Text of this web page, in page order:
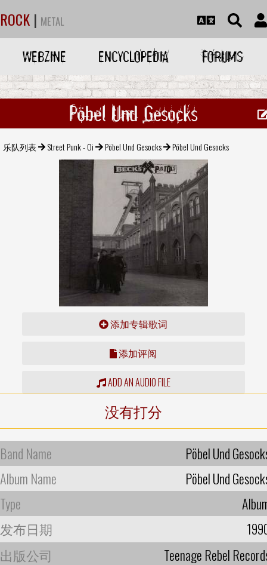
ROCK | METAL
WEBZINE ENCYCLOPEDIA FORUMS
Pöbel Und Gesocks
乐队列表 Street Punk - Oi Pöbel Und Gesocks Pöbel Und Gesocks
添加专辑歌词
添加评阅
ADD AN AUDIO FILE
没有打分
Band Name
Pöbel Und
Album Name
Pöbel Und
Type
发布日期
出版公司
Teenage Rebel